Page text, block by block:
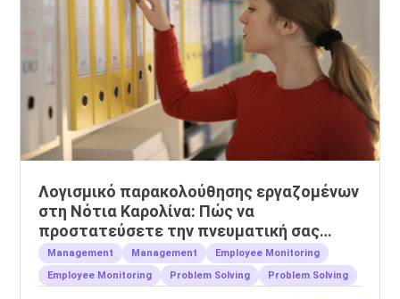
Λογισμικό παρακολούθησης εργαζομένων
στη Νότια Καρολίνα: Πώς να
προστατεύσετε την πνευματική σας
ιδιοκτησία
Management Management
Employee Monitoring
Employee Monitoring
Problem Solving Problem Solving